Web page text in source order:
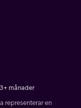
månader
representerar en